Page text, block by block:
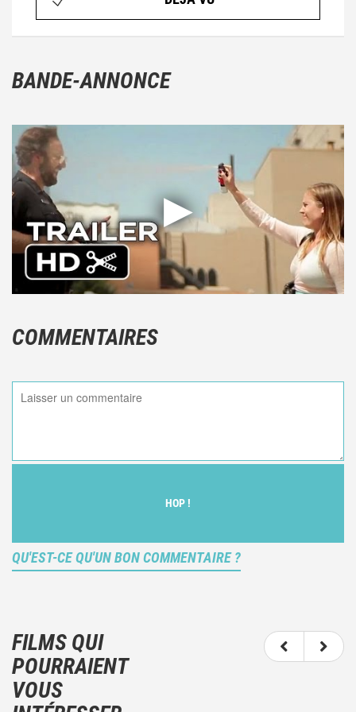
BANDE-ANNONCE
COMMENTAIRES
HOP !
QU'EST-CE QU'UN BON COMMENTAIRE ?
votre ressenti (et donc subjectif) du film.
N'hésitez pas à décrire clairement vos émotions
plutôt qu'à décrire le film.
Et, attention à ne pas dévoiler d'éléments de
FILMS QUI
POURRAIENT
VOUS